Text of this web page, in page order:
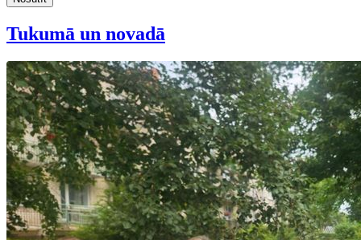
Tukumā un novadā